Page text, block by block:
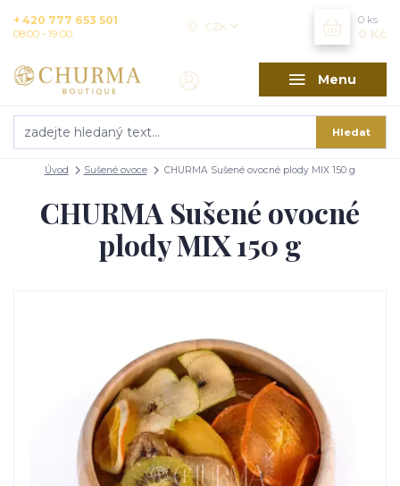
Menu
CZK
Hledat
+ 420 777 653 501
08:00 - 19:00
0 ks
0 Kč
Úvod Sušené ovoce CHURMA Sušené ovocné plody MIX 150 g
CHURMA Sušené ovocné
plody MIX 150 g